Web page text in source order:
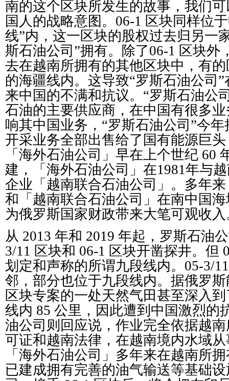
南的这个区块所发生的故事，我们
国人的战略意图。06-1 区块同样位
线”内，这一区块的股权过去归另一
斯石油公司”拥有。除了06-1 区块外
去在越南所拥有的其他区块中，有
的海疆线内。这导致“罗斯石油公司
来中国的不满和抗议。“罗斯石油公
石油的主要供应商，在中国有很多
响其中国业务，“罗斯石油公司”今
开采业务全部出售给了国有能源巨
「海外石油公司」早在上个世纪 60
建，「海外石油公司」在1981年与
企业「越南联合石油公司」。多年
和「越南联合石油公司」在南中国
为俄罗斯国家财政带来大笔可观收入
从 2013 年和 2019 年起，罗斯石油
3/11 区块和 06-1 区块开凿探井。但
划定和声称的所谓九段线内。05-3/
邻，部分也位于九段线内。据俄罗
区块专案的一处天然气田甚至深入
线内 85 公里，因此遭到中国激烈的
油公司则回应说，作业完全依据越
可证和越南法律，在越南境内水域
「海外石油公司」多年来在越南所
已建成拥有完善的油气输送等基础